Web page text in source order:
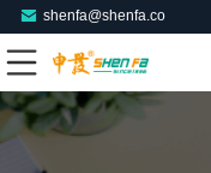
shenfa@shenfa.co